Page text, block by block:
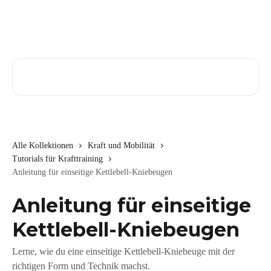
Alle Kollektionen
Kraft und Mobilität
Tutorials für Krafttraining
Anleitung für einseitige Kettlebell-Kniebeugen
Anleitung für einseitige
Kettlebell-Kniebeugen
Lerne, wie du eine einseitige Kettlebell-Kniebeuge mit der
richtigen Form und Technik machst.